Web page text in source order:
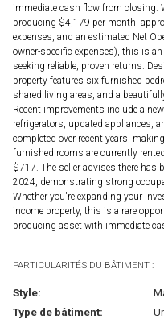
immediate cash flow from
producing $4,179 per month,
expenses, and an estimated Net
owner-specific expenses), this is
seeking reliable, proven returns.
property features six furnished
shared living areas, and a
Recent improvements include a
refrigerators, updated appliances,
completed over recent years,
furnished rooms are currently
$717. The seller advises there has
2024, demonstrating strong
Whether you're expanding your
income property, this is a rare
producing asset with immediate
PARTICULARITÉS DU BÂTIMENT :
Style:
Type de bâtiment: